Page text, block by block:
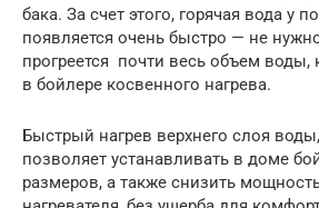
бака. За счет этого, горячая вода у
появляется очень быстро — не
прогреется почти весь объем воды,
в бойлере косвенного нагрева.
Быстрый нагрев верхнего слоя воды,
позволяет устанавливать в доме
размеров, а также снизить